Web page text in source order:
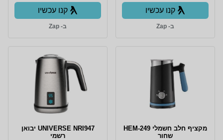
קנו עכשיו
ב- Zap
קנו עכשיו
ב- Zap
מקציף חלב חשמלי HEM-249
שחור
UNIVERSE NRI947 יבואן
רשמי